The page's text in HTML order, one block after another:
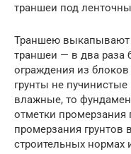
траншеи под
Траншею
траншеи — в два
ограждения из
грунты не
влажные, то
отметки
промерзания грунтов
строительных нормах